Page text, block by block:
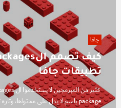
جافا
تطبيقات جافا
package باسم لا يدل على محتواها، وتاره تجد...